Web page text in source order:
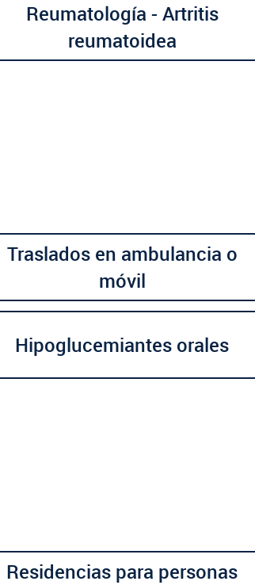
Reumatología - Artritis
reumatoidea
Traslados en ambulancia o
móvil
Hipoglucemiantes orales
Residencias para personas